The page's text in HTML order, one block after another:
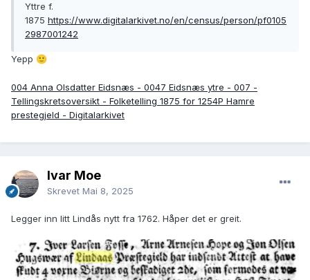
Yttre f.
1875 https://www.digitalarkivet.no/en/census/person/pf0105
2987001242
Yepp 🙂
004 Anna Olsdatter Eidsnæs - 0047 Eidsnæs ytre - 007 -
Tellingskretsoversikt - Folketelling 1875 for 1254P Hamre
prestegjeld - Digitalarkivet
Ivar Moe
Skrevet Mai 8, 2025
Legger inn litt Lindås nytt fra 1762. Håper det er greit.